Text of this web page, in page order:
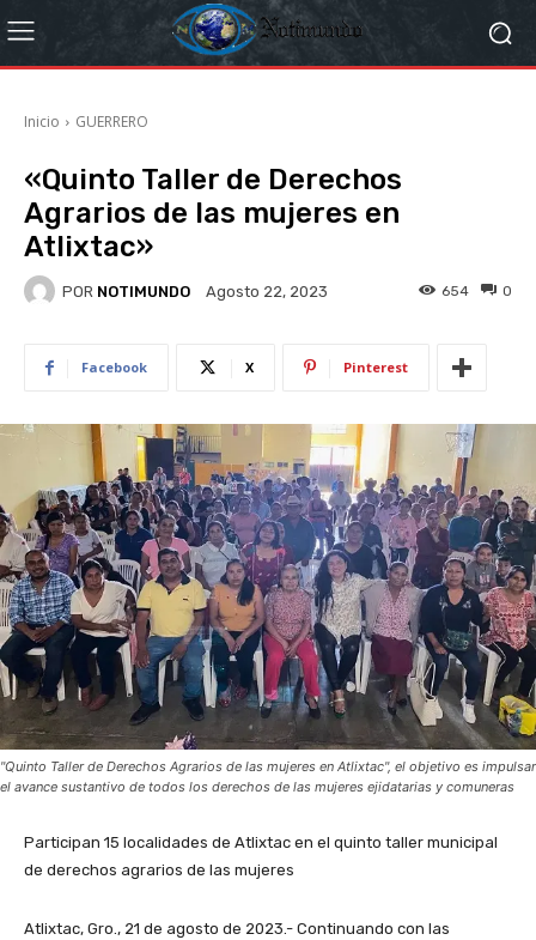
Inicio GUERRERO
«Quinto Taller de Derechos
Agrarios de las mujeres en
Atlixtac»
POR NOTIMUNDO Agosto 22, 2023 0
654
Facebook X Pinterest
"Quinto Taller de Derechos Agrarios de las mujeres en Atlixtac", el objetivo es impulsar
el avance sustantivo de todos los derechos de las mujeres ejidatarias y comuneras
Participan 15 localidades de Atlixtac en el quinto taller municipal
de derechos agrarios de las mujeres
Atlixtac, Gro., 21 de agosto de 2023.- Continuando con las